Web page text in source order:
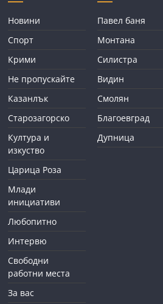
Новини
Спорт
Крими
Не пропускайте
Казанлък
Старозагорско
Култура и
изкуство
Царица Роза
Млади
инициативи
Любопитно
Интервю
Свободни
работни места
За вас
Павел баня
Монтана
Силистра
Видин
Смолян
Благоевград
Дупница